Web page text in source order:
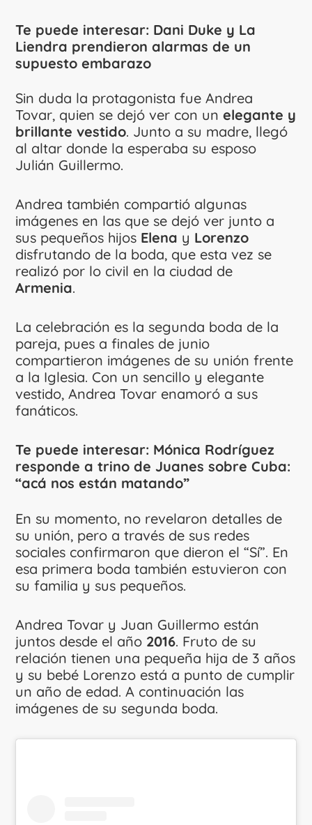
Te puede interesar: Dani Duke y La
Liendra prendieron alarmas de un
supuesto embarazo
Sin duda la protagonista fue Andrea
Tovar, quien se dejó ver con unelegante y
brillante vestido. Junto a su madre, llegó
al altar donde la esperaba su esposo
Julián Guillermo.
Andrea también compartió algunas
imágenes en las que se dejó ver junto a
sus pequeños hijos Elena y Lorenzo
disfrutando de la boda, que esta vez se
realizó por lo civil en la ciudad de
Armenia.
La celebración es la segunda boda de la
pareja, pues a finales de junio
compartieron imágenes de su unión frente
a la Iglesia. Con un sencillo y elegante
vestido, Andrea Tovar enamoró a sus
fanáticos.
Te puede interesar: Mónica Rodríguez
responde a trino de Juanes sobre Cuba:
“acá nos están matando”
En su momento, no revelaron detalles de
su unión, pero a través de sus redes
sociales confirmaron que dieron el “Sí”. En
esa primera boda también estuvieron con
su familia y sus pequeños.
Andrea Tovar y Juan Guillermo están
juntos desde el año 2016. Fruto de su
relación tienen una pequeña hija de 3 años
y su bebé Lorenzo está a punto de cumplir
un año de edad. A continuación las
imágenes de su segunda boda.